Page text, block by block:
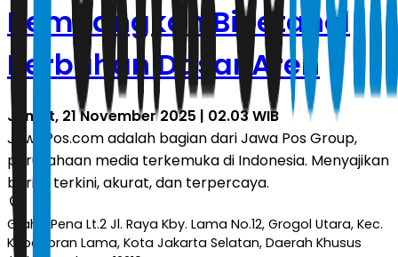
Kembangkan Bioetanol
Berbahan Dasar Aren
Jumat, 21 November 2025 | 02.03 WIB
JawaPos.com adalah bagian dari Jawa Pos Group,
perusahaan media terkemuka di Indonesia. Menyajikan
berita terkini, akurat, dan terpercaya.
Graha Pena Lt.2 Jl. Raya Kby. Lama No.12, Grogol Utara, Kec.
Kebayoran Lama, Kota Jakarta Selatan, Daerah Khusus